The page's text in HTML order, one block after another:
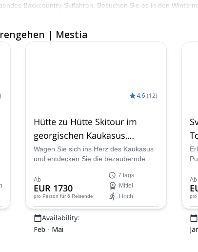
Backcountry-Skifahren. Besuchen Sie es in den
| Mestia
4.6 (12)
Hütte zu Hütte Skitour im
georgischen Kaukasus,
Svaneti
Wagen Sie sich ins Herz des Kaukasus
und entdecken Sie die bezaubernde
unvergesslichen Skitour, geführt vom
erfahrenen Ilia, einem IFMGA-
zertifizierten Skiführer. Tauchen Sie ein
in die unberührte Schönheit dieses
abgelegenen Landes, das für seine
atemberaubende Landschaft, sein
Ab
EUR 1730
pro Person für 6 Reisende
7 tags
Mittel
Hoch
Availability:
Feb - Mai
Ab
pro